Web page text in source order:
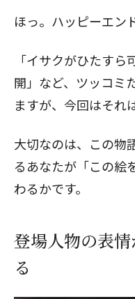
ほっ。ハッピーエン
「イサクがひたす
開」など、ツッコミ
ますが、今回はそれ
大切なのは、この物
るあなたが「この絵
わるかです。
登場人物の表
る